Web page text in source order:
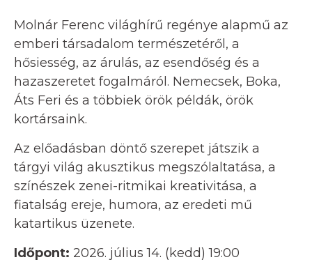
Molnár Ferenc világhírű regénye alapmű az
emberi társadalom természetéről, a
hősiesség, az árulás, az esendőség és a
hazaszeretet fogalmáról. Nemecsek, Boka,
Áts Feri és a többiek örök példák, örök
kortársaink.
Az előadásban döntő szerepet játszik a
tárgyi világ akusztikus megszólaltatása, a
színészek zenei-ritmikai kreativitása, a
fiatalság ereje, humora, az eredeti mű
katartikus üzenete.
Időpont: 2026. július 14. (kedd) 19:00